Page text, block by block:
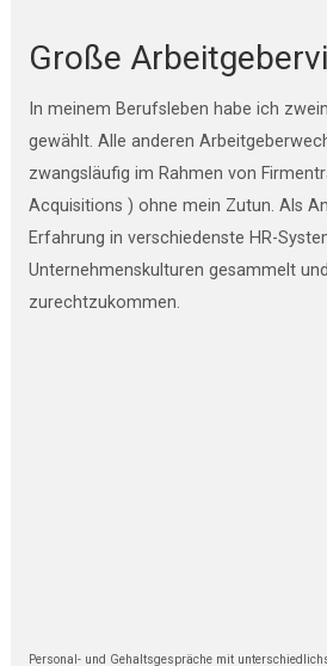
Große
In meinem Berufsleben habe ich
gewählt. Alle anderen
zwangsläufig im Rahmen von
Acquisitions ) ohne mein Zutun. Als
Erfahrung in verschiedenste HR-
Unternehmenskulturen gesammelt
zurechtzukommen.
Personal- und Gehaltsgespräche mit